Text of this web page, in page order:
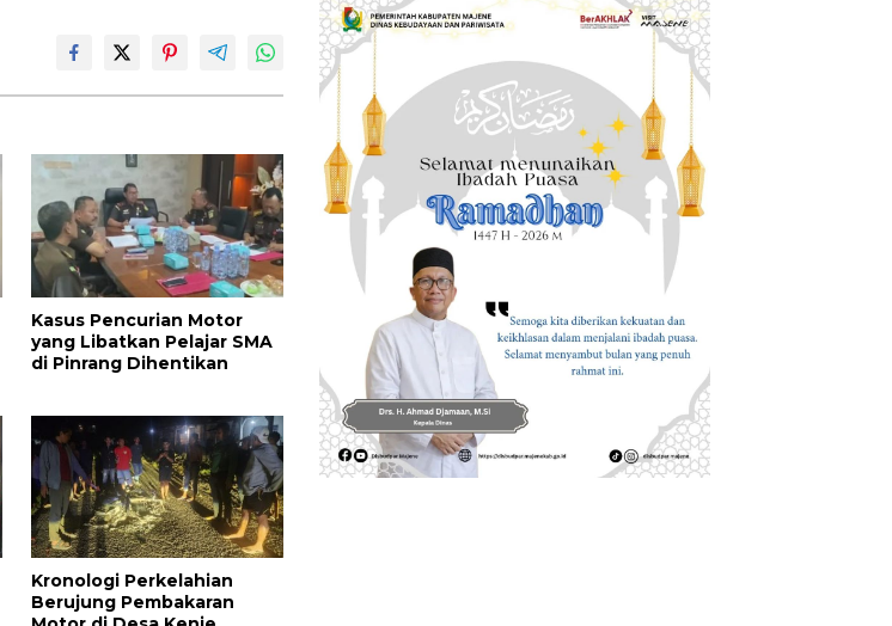
Kasus Pencurian Motor
yang Libatkan Pelajar SMA
di Pinrang Dihentikan
Kronologi Perkelahian
Berujung Pembakaran